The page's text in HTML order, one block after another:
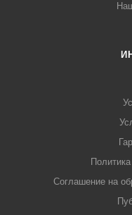
Соглашение на